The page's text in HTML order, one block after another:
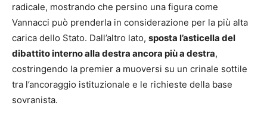
radicale, mostrando che persino una figura come
Vannacci può prenderla in considerazione per la più alta
carica dello Stato. Dall’altro lato, sposta l’asticella del
dibattito interno alla destra ancora più a destra,
costringendo la premier a muoversi su un crinale sottile
tra l’ancoraggio istituzionale e le richieste della base
sovranista.